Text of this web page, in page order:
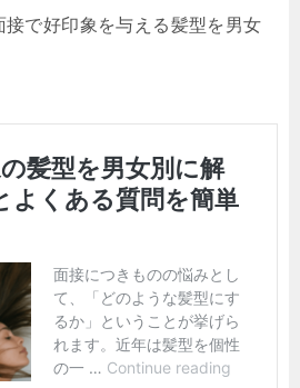
接で好印象を与える髪型を男女